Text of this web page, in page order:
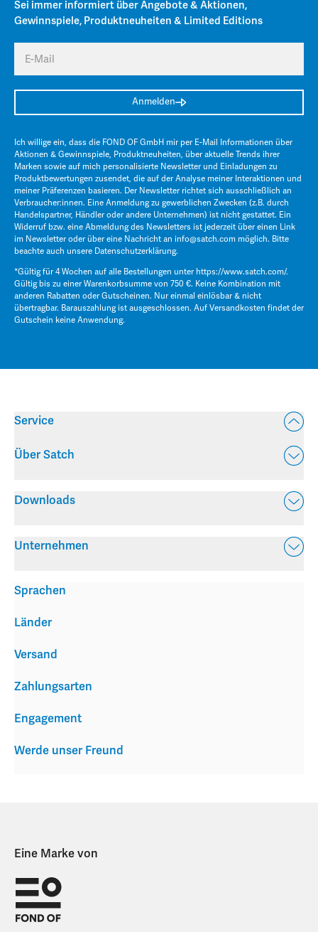
Sei immer informiert über Angebote & Aktionen,
Gewinnspiele, Produktneuheiten & Limited Editions
E-Mail
Anmelden
Ich willige ein, dass die FOND OF GmbH mir per E-Mail Informationen über
Aktionen & Gewinnspiele, Produktneuheiten, über aktuelle Trends ihrer
Marken sowie auf mich personalisierte Newsletter und Einladungen zu
Produktbewertungen zusendet, die auf der Analyse meiner Interaktionen und
meiner Präferenzen basieren. Der Newsletter richtet sich ausschließlich an
Verbraucher:innen. Eine Anmeldung zu gewerblichen Zwecken (z.B. durch
Handelspartner, Händler oder andere Unternehmen) ist nicht gestattet. Ein
Widerruf bzw. eine Abmeldung des Newsletters ist jederzeit über einen Link
im Newsletter oder über eine Nachricht an info@satch.com möglich. Bitte
beachte auch unsere Datenschutzerklärung.
*Gültig für 4 Wochen auf alle Bestellungen unter https://www.satch.com/.
Gültig bis zu einer Warenkorbsumme von 750 €. Keine Kombination mit
anderen Rabatten oder Gutscheinen. Nur einmal einlösbar & nicht
übertragbar. Barauszahlung ist ausgeschlossen. Auf Versandkosten findet der
Gutschein keine Anwendung.
Service
Über Satch
Downloads
Unternehmen
Versand
Zahlungsarten
Engagement
Werde unser Freund
Sprachen
Länder
Eine Marke von